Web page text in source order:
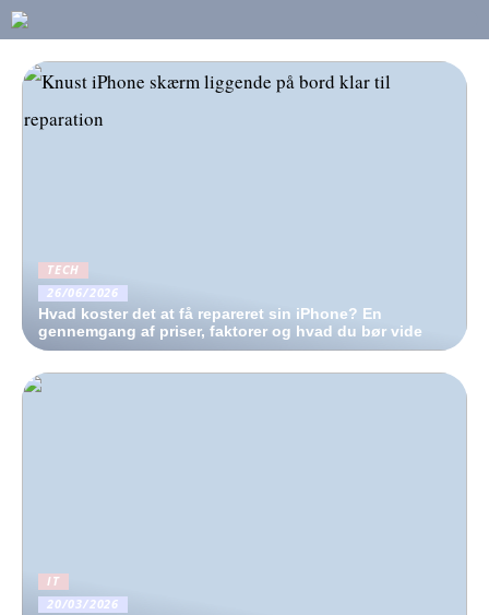
TECH
26/06/2026
Hvad koster det at få repareret sin iPhone? En
gennemgang af priser, faktorer og hvad du bør vide
IT
20/03/2026